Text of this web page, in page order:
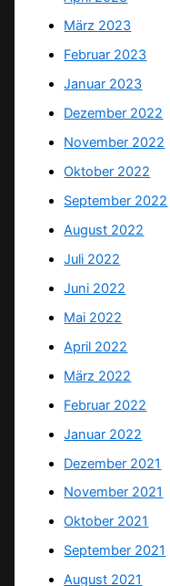
März 2023
Februar 2023
Januar 2023
Dezember 2022
November 2022
Oktober 2022
September 2022
August 2022
Juli 2022
Juni 2022
Mai 2022
April 2022
März 2022
Februar 2022
Januar 2022
Dezember 2021
November 2021
Oktober 2021
September 2021
August 2021